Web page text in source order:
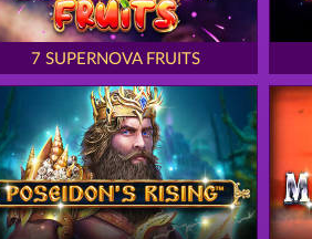
7 SUPERNOVA FRUITS